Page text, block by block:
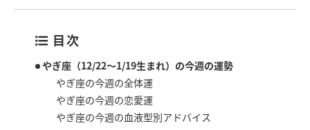
目次
やぎ座（12/22～1/19生まれ）の今週の運勢
やぎ座の今週の全体運
やぎ座の今週の恋愛運
やぎ座の今週の血液型別アドバイス